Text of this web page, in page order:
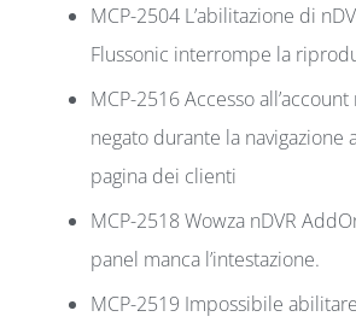
MCP-2504 L’abilitazione di
Flussonic interrompe la
MCP-2516 Accesso
negato durante la navigazione
pagina dei clienti
MCP-2518 Wowza nDVR
panel manca l’intestazione.
MCP-2519 Impossibile